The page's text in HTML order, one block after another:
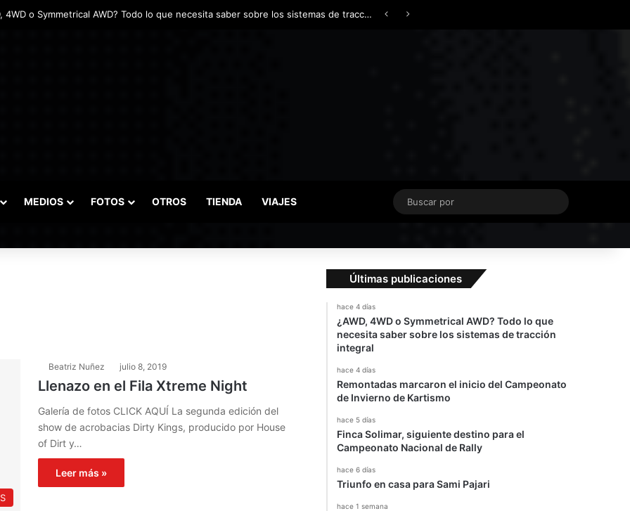
¿AWD, 4WD o Symmetrical AWD? Todo lo que necesita saber sobre los sistemas de tracción integral
MEDIOS FOTOS OTROS TIENDA VIAJES
Buscar
Beatriz Nuñez julio 8, 2019
Llenazo en el Fila Xtreme Night
Galería de fotos CLICK AQUÍ La segunda edición del
show de acrobacias Dirty Kings, producido por House
of Dirt y…
Leer más »
Últimas publicaciones
hace 4 días
¿AWD, 4WD o Symmetrical AWD? Todo lo que
necesita saber sobre los sistemas de tracción
integral
hace 4 días
Remontadas marcaron el inicio del Campeonato
de Invierno de Kartismo
hace 5 días
Finca Solimar, siguiente destino para el
Campeonato Nacional de Rally
hace 6 días
Triunfo en casa para Sami Pajari
hace 1 semana